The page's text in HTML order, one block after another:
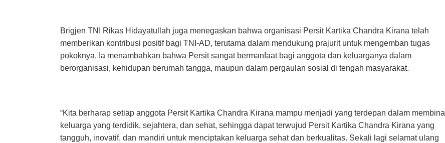
Brigjen TNI Rikas Hidayatullah juga menegaskan bahwa organisasi Persit Kartika Chandra Kirana telah
memberikan kontribusi positif bagi TNI-AD, terutama dalam mendukung prajurit untuk mengemban tugas
pokoknya. Ia menambahkan bahwa Persit sangat bermanfaat bagi anggota dan keluarganya dalam
berorganisasi, kehidupan berumah tangga, maupun dalam pergaulan sosial di tengah masyarakat.
“Kita berharap setiap anggota Persit Kartika Chandra Kirana mampu menjadi yang terdepan dalam membina
keluarga yang terdidik, sejahtera, dan sehat, sehingga dapat terwujud Persit Kartika Chandra Kirana yang
tangguh, inovatif, dan mandiri untuk menciptakan keluarga sehat dan berkualitas. Sekali lagi selamat ulang